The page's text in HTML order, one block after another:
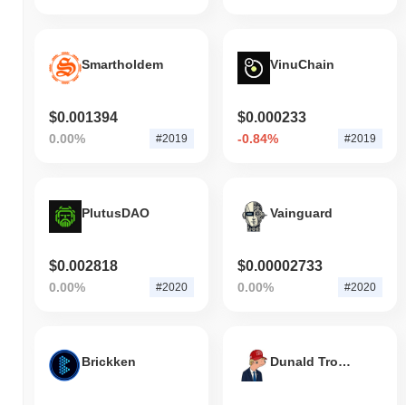
Smartholdem
$0.001394
0.00% #2019
VinuChain
$0.000233
-0.84% #2019
PlutusDAO
$0.002818
0.00% #2020
Vainguard
$0.00002733
0.00% #2020
Brickken Dunald Tromp